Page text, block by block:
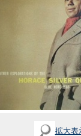
拡大表